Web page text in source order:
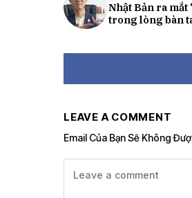
Nhật Bản ra mắt
trong lòng bàn
LEAVE A COMMENT
Email Của Bạn Sẽ Không